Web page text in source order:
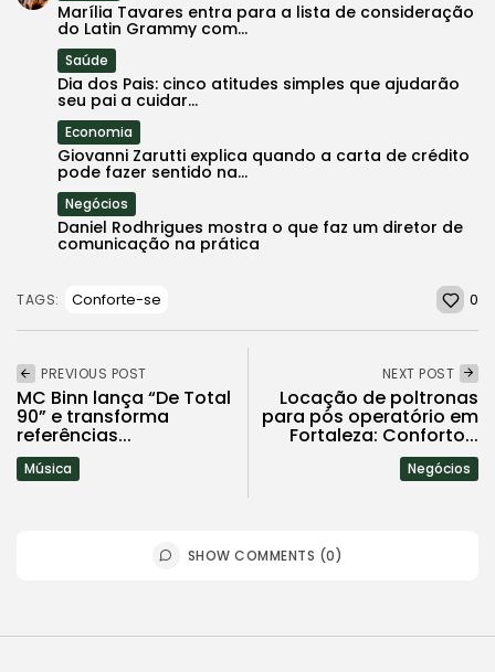
Marília Tavares entra para a lista de consideração
do Latin Grammy com...
Saúde
Dia dos Pais: cinco atitudes simples que ajudarão
seu pai a cuidar...
Economia
Giovanni Zarutti explica quando a carta de crédito
pode fazer sentido na...
Negócios
Daniel Rodhrigues mostra o que faz um diretor de
comunicação na prática
TAGS: Conforte-se 0
PREVIOUS POST
MC Binn lança “De Total
90” e transforma
referências...
Música
NEXT POST
Locação de poltronas
para pós operatório em
Fortaleza: Conforto...
Negócios
SHOW COMMENTS (0)